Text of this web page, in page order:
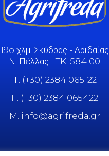
19o χλμ. Σκύδρας - Αριδαίας
Ν. Πέλλας | TK: 584 00
Τ. (+30) 2384 065122
F. (+30) 2384 065422
M. info@agrifreda.gr